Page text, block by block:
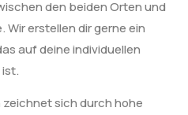
den beiden Orten und
erstellen dir gerne ein
auf deine individuellen
sich durch hohe